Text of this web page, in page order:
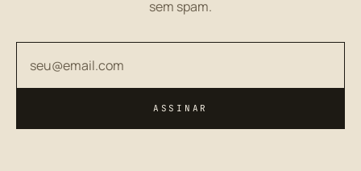
sem spam.
ASSINAR